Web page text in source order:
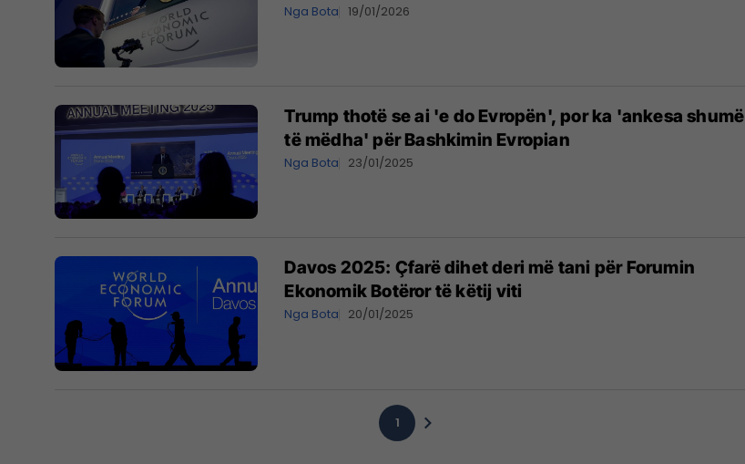
Nga Bota 19/01/2026
Trump thotë se ai 'e do Evropën', por ka 'ankesa shumë
të mëdha' për Bashkimin Evropian
Nga Bota 23/01/2025
Davos 2025: Çfarë dihet deri më tani për Forumin
Ekonomik Botëror të këtij viti
Nga Bota 20/01/2025
1